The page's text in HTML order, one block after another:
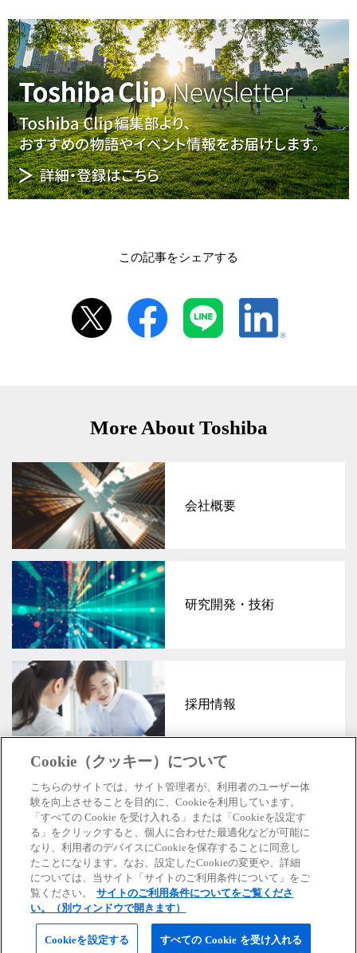
この記事をシェアする
More About Toshiba
会社概要
研究開発・技術
採用情報
公式SNS
マークのついているリンク先については別ウィンドウで開きます。
東芝トップページ 個人情報保護方針
お問い合わせ
Copyright© 1995-2026 TOSHIBA CORPORATION, All Rights Reserved.
Cookie（クッキー）について
こちらのサイトでは、サイト管理者が、利用者のユーザー体
験を向上させることを目的に、Cookieを利用しています。
「すべての Cookie を受け入れる」または「Cookieを設定す
る」をクリックすると、個人に合わせた最適化などが可能に
なり、利用者のデバイスにCookieを保存することに同意し
たことになります。なお、設定したCookieの変更や、詳細
については、当サイト「サイトのご利用条件について」をご
覧ください。
サイトのご利用条件についてをご覧くださ
い。（別ウィンドウで開きます）
Cookieを設定する すべての Cookie を受け入れる